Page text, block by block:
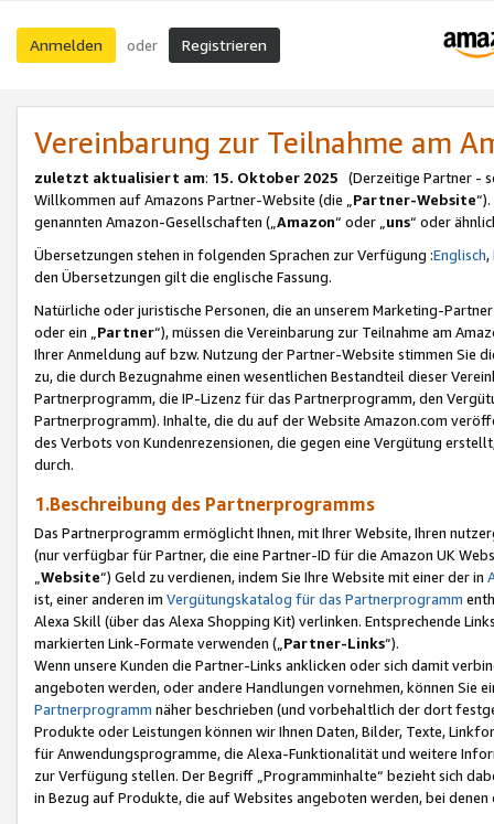
Anmelden oder Registrieren
Vereinbarung zur Teilnahme am
zuletzt aktualisiert am: 15. Oktober 2025 (Derzeitige Partner -
Willkommen auf Amazons Partner-Website (die „Partner-Website
genannten Amazon-Gesellschaften („Amazon“ oder „uns“ oder
Übersetzungen stehen in folgenden Sprachen zur Verfügung :Englisch,
den Übersetzungen gilt die englische Fassung.
Natürliche oder juristische Personen, die an unserem Marketing-
oder ein „Partner“), müssen die Vereinbarung zur Teilnahme am
Ihrer Anmeldung auf bzw. Nutzung der Partner-Website stimmen Sie
zu, die durch Bezugnahme einen wesentlichen Bestandteil dieser
Partnerprogramm, die IP-Lizenz für das Partnerprogramm, den
Partnerprogramm). Inhalte, die du auf der Website Amazon.com
des Verbots von Kundenrezensionen, die gegen eine Vergütung
durch.
1.Beschreibung des Partnerprogramms
Das Partnerprogramm ermöglicht Ihnen, mit Ihrer Website, Ihren
(nur verfügbar für Partner, die eine Partner-ID für die Amazon UK
Website“) Geld zu verdienen, indem Sie Ihre Website mit einer der in
ist, einer anderen im Vergütungskatalog für das Partnerprogramm
Alexa Skill (über das Alexa Shopping Kit) verlinken. Entsprechende
markierten Link-Formate verwenden („ Partner-Links“).
Wenn unsere Kunden die Partner-Links anklicken oder sich damit
angeboten werden, oder andere Handlungen vornehmen, können Sie
Partnerprogramm näher beschrieben (und vorbehaltlich der dort
Produkte oder Leistungen können wir Ihnen Daten, Bilder, Texte,
für Anwendungsprogramme, die Alexa-Funktionalität und weitere
zur Verfügung stellen. Der Begriff „Programminhalte“ bezieht sich
in Bezug auf Produkte, die auf Websites angeboten werden, bei